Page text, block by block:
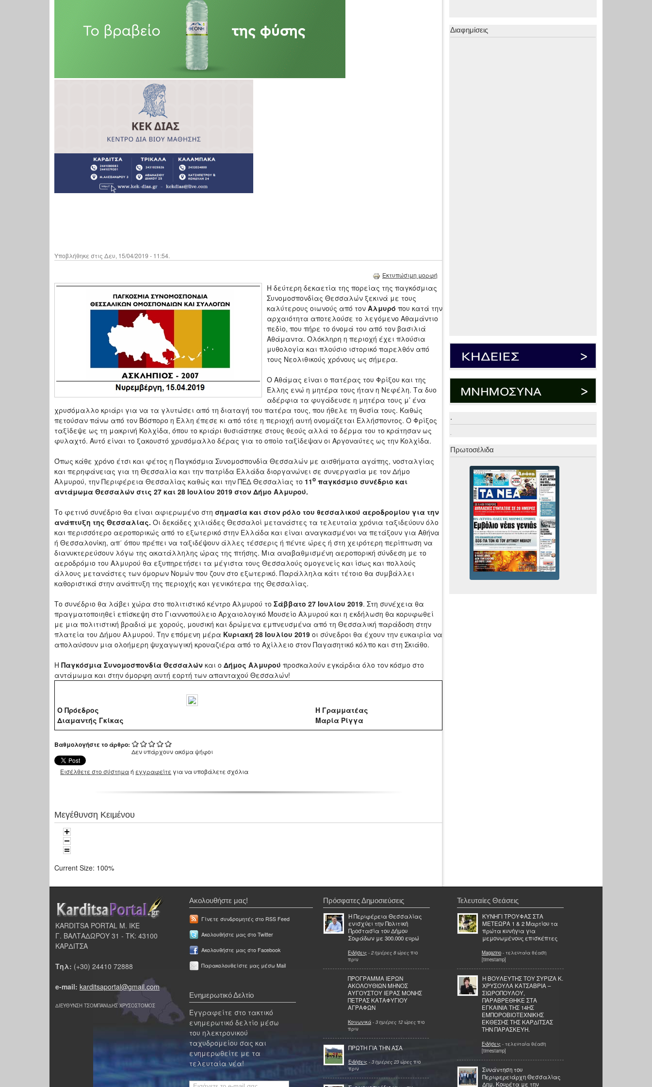
Υποβλήθηκε στις Δευ, 15/04/2019 - 11:54.
Εκτυπώσιμη μορφή
Η δεύτερη δεκαετία της πορείας της παγκόσμιας
Συνομοσπονδίας Θεσσαλών ξεκινά με τους
καλύτερους οιωνούς από τον Αλμυρό που κατά την
αρχαιότητα αποτελούσε το λεγόμενο Αθαμάντιο
πεδίο, που πήρε το όνομά του από τον βασιλιά
Αθάμαντα. Ολόκληρη η περιοχή έχει πλούσια
μυθολογία και πλούσιο ιστορικό παρελθόν από
τους Νεολιθικούς χρόνους ως σήμερα.
Ο Αθάμας είναι ο πατέρας του Φρίξου και της
Έλλης ενώ η μητέρα τους ήταν η Νεφέλη. Τα δυο
αδέρφια τα φυγάδευσε η μητέρα τους μ’ ένα
χρυσόμαλλο κριάρι για να τα γλυτώσει από τη διαταγή του πατέρα τους, που ήθελε τη θυσία τους. Καθώς
πετούσαν πάνω από τον Βόσπορο η Έλλη έπεσε κι από τότε η περιοχή αυτή ονομάζεται Ελλήσποντος. Ο Φρίξος
ταξίδεψε ως τη μακρινή Κολχίδα, όπου το κριάρι θυσιάστηκε στους θεούς αλλά το δέρμα του το κράτησαν ως
φυλαχτό. Αυτό είναι το ξακουστό χρυσόμαλλο δέρας για το οποίο ταξίδεψαν οι Αργοναύτες ως την Κολχίδα.
Όπως κάθε χρόνο έτσι και φέτος η Παγκόσμια Συνομοσπονδία Θεσσαλών με αισθήματα αγάπης, νοσταλγίας
και περηφάνειας για τη Θεσσαλία και την πατρίδα Ελλάδα διοργανώνει σε συνεργασία με τον Δήμο
Αλμυρού, την Περιφέρεια Θεσσαλίας καθώς και την ΠΕΔ Θεσσαλίας το 11ο παγκόσμιο συνέδριο και
αντάμωμα Θεσσαλών στις 27 και 28 Ιουλίου 2019 στον Δήμο Αλμυρού.
Το φετινό συνέδριο θα είναι αφιερωμένο στη σημασία και στον ρόλο του θεσσαλικού αεροδρομίου για την
ανάπτυξη της Θεσσαλίας. Οι δεκάδες χιλιάδες Θεσσαλοί μετανάστες τα τελευταία χρόνια ταξιδεύουν όλο
και περισσότερο αεροπορικώς από το εξωτερικό στην Ελλάδα και είναι αναγκασμένοι να πετάξουν για Αθήνα
ή Θεσσαλονίκη, απ΄ όπου πρέπει να ταξιδέψουν άλλες τέσσερις ή πέντε ώρες ή στη χειρότερη περίπτωση να
διανυκτερεύσουν λόγω της ακατάλληλης ώρας της πτήσης. Μια αναβαθμισμένη αεροπορική σύνδεση με το
αεροδρόμιο του Αλμυρού θα εξυπηρετήσει τα μέγιστα τους Θεσσαλούς ομογενείς και ίσως και πολλούς
άλλους μετανάστες των όμορων Νομών που ζουν στο εξωτερικό. Παράλληλα κάτι τέτοιο θα συμβάλλει
καθοριστικά στην ανάπτυξη της περιοχής και γενικότερα της Θεσσαλίας.
Το συνέδριο θα λάβει χώρα στο πολιτιστικό κέντρο Αλμυρού το Σάββατο 27 Ιουλίου 2019. Στη συνέχεια θα
πραγματοποιηθεί επίσκεψη στο Γιαννοπούλειο Αρχαιολογικό Μουσείο Αλμυρού και η εκδήλωση θα κορυφωθεί
με μια πολιτιστική βραδιά με χορούς, μουσική και δρώμενα εμπνευσμένα από τη Θεσσαλική παράδοση στην
πλατεία του Δήμου Αλμυρού. Την επόμενη μέρα Κυριακή 28 Ιουλίου 2019 οι σύνεδροι θα έχουν την ευκαιρία να
απολαύσουν μια ολοήμερη ψυχαγωγική κρουαζιέρα από το Αχίλλειο στον Παγασητικό κόλπο και στη Σκιάθο.
Η Παγκόσμια Συνομοσπονδία Θεσσαλών και ο Δήμος Αλμυρού προσκαλούν εγκάρδια όλο τον κόσμο στο
αντάμωμα και στην όμορφη αυτή εορτή των απανταχού Θεσσαλών!
Ο Πρόεδρος
Διαμαντής Γκίκας
Η Γραμματέας
Μαρία Ρίγγα
Βαθμολογήστε το άρθρο:
Δεν υπάρχουν ακόμα ψήφοι
Εισέλθετε στο σύστημαή εγγραφείτε για να υποβάλετε σχόλια
Μεγέθυνση Κειμένου
Current Size: 100%
Διαφημίσεις
.
.
Πρωτοσέλιδα
KARDITSA PORTAL Μ. ΙΚΕ
Γ. ΒΑΛΤΑΔΩΡΟΥ 31 - ΤΚ: 43100
ΚΑΡΔΙΤΣΑ
Τηλ: (+30) 24410 72888
e-mail: karditsaportal@gmail.com
ΔΙΕΥΘΥΝΣΗ ΤΣΟΜΠΑΝΙΔΗΣ ΧΡΥΣΟΣΤΟΜΟΣ
Ακολουθήστε μας!
Γίνετε συνδρομητές στο RSS Feed
Ακολουθήστε μας στο Twitter
Ακολουθήστε μας στο Facebook
Παρακολουθείστε μας μέσω Mail
Ενημερωτικό Δελτίο
Εγγραφείτε στο τακτικό
ενημερωτικό δελτίο μέσω
του ηλεκτρονικού
ταχυδρομείου σας και
ενημερωθείτε με τα
τελευταία νέα!
Πρόσφατες Δημοσιεύσεις
Η Περιφέρεια Θεσσαλίας
ενισχύει την Πολιτική
Προστασία του Δήμου
Σοφάδων με 300.000 ευρώ
Ειδήσεις - 2 ημέρες 8 ώρες πιο
πριν
ΠΡΟΓΡΑΜΜΑ ΙΕΡΩΝ
ΑΚΟΛΟΥΘΙΩΝ ΜΗΝΟΣ
ΑΥΓΟΥΣΤΟΥ ΙΕΡΑΣ ΜΟΝΗΣ
ΠΕΤΡΑΣ ΚΑΤΑΦΥΓΙΟΥ
ΑΓΡΑΦΩΝ
Κοινωνικά - 3 ημέρες 12 ώρες πιο
πριν
ΠΡΩΤΗ ΓΙΑ ΤΗΝ ΑΣΑ
Ειδήσεις - 3 ημέρες 23 ώρες πιο
πριν
Τελευταίες Θεάσεις
ΚΥΝΗΓΙ ΤΡΟΥΦΑΣ ΣΤΑ
ΜΕΤΕΩΡΑ 1 & 2 Μαρτίου τα
πρώτα κυνήγια για
μεμονωμένους επισκέπτες
Magazino - τελευταία θέαση
[timestamp]
Η ΒΟΥΛΕΥΤΗΣ ΤΟΥ ΣΥΡΙΖΑ Κ.
ΧΡΥΣΟΥΛΑ ΚΑΤΣΑΒΡΙΑ –
ΣΙΩΡΟΠΟΥΛΟΥ,
ΠΑΡΑΒΡΕΘΗΚΕ ΣΤΑ
ΕΓΚΑΙΝΙΑ ΤΗΣ 14ΗΣ
ΕΜΠΟΡΟΒΙΟΤΕΧΝΙΚΗΣ
ΕΚΘΕΣΗΣ ΤΗΣ ΚΑΡΔΙΤΣΑΣ
ΤΗΝ ΠΑΡΑΣΚΕΥΗ.
Ειδήσεις - τελευταία θέαση
[timestamp]
Συνάντηση του
Περιφερειάρχη Θεσσαλίας
Δημ. Κουρέτα με την